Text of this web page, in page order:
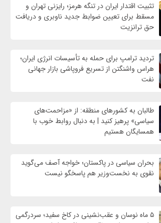
تثبیت اقتدار ایران در تنگه هرمز؛ رایزنی تهران و
مسقط برای تعیین ضوابط جدید ناوبری و دریافت
حق ترانزیت
تردید ترامپ برای حمله به تأسیسات انرژی ایران؛
هراس واشنگتن از تسریع فروپاشی بازار جهانی
نفت
طالبان به کشورهای منطقه: از «مزاحمت‌های
سیاسی» پرهیز کنید | به دنبال روابط خوب با
همسایگان هستیم
بحران سیاسی در پاکستان؛ خواجه آصف می‌گوید
نقوی به نخست‌وزیر هم پاسخگو نیست
۵ ماه نوسان و عقب‌نشینی در کاخ سفید؛ سردرگمی